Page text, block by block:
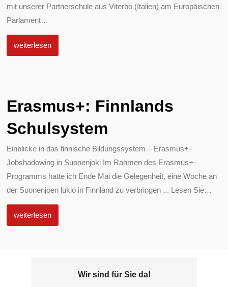
mit unserer Partnerschule aus Viterbo (Italien) am Europäischen
Parlament…
weiterlesen
Erasmus+: Finnlands
Schulsystem
Einblicke in das finnische Bildungssystem – Erasmus+-
Jobshadowing in Suonenjoki Im Rahmen des Erasmus+-
Programms hatte ich Ende Mai die Gelegenheit, eine Woche an
der Suonenjoen lukio in Finnland zu verbringen ... Lesen Sie…
weiterlesen
Wir sind für Sie da!